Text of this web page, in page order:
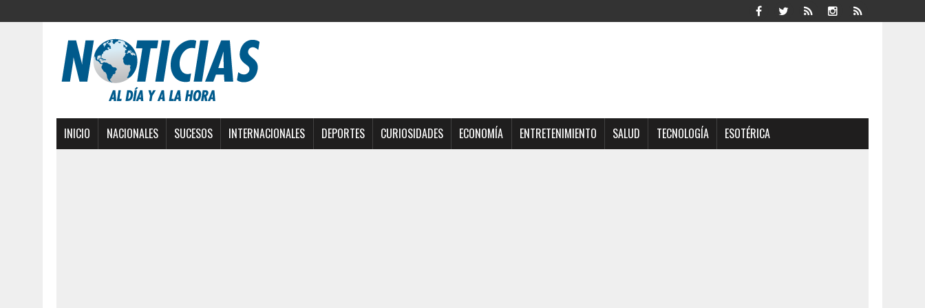
INICIO NACIONALES SUCESOS INTERNACIONALES DEPORTES CURIOSIDADES ECONOMÍA ENTRETENIMIENTO SALUD TECNOLOGÍA ESOTÉRICA